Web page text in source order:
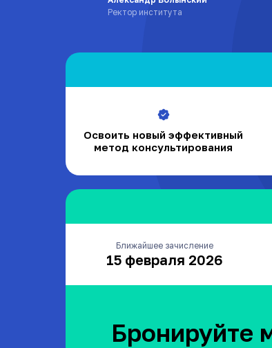
Ректор института
Ближайшее зачисление
15 февраля 2026
Бронируйте
Освоить новый эффективный
метод консультирования